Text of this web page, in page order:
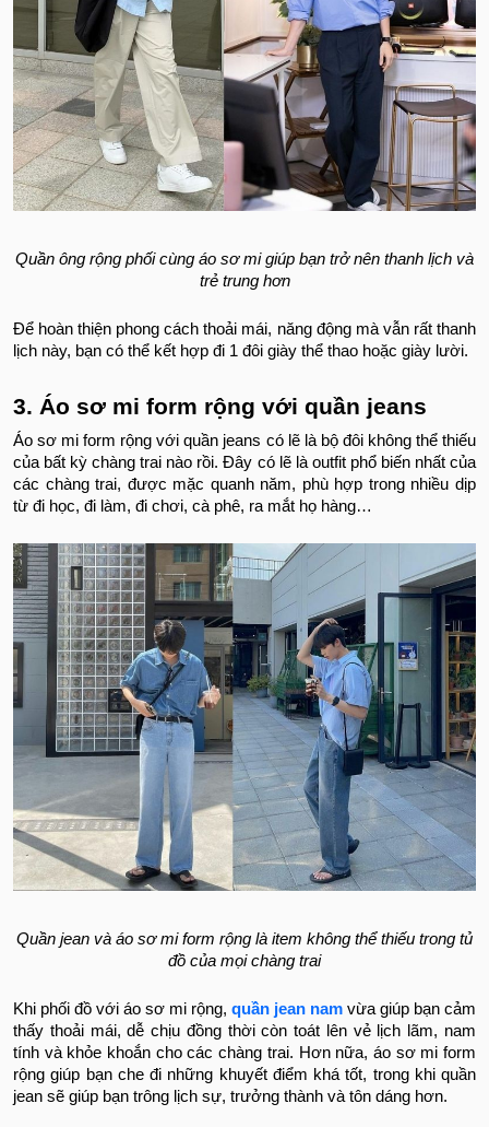
Quần ông rộng phối cùng áo sơ mi giúp bạn trở nên thanh lịch và
trẻ trung hơn
Để hoàn thiện phong cách thoải mái, năng động mà vẫn rất thanh
lịch này, bạn có thể kết hợp đi 1 đôi giày thể thao hoặc giày lười.
3. Áo sơ mi form rộng với quần jeans
Áo sơ mi form rộng với quần jeans có lẽ là bộ đôi không thể thiếu
của bất kỳ chàng trai nào rồi. Đây có lẽ là outfit phổ biến nhất của
các chàng trai, được mặc quanh năm, phù hợp trong nhiều dịp
từ đi học, đi làm, đi chơi, cà phê, ra mắt họ hàng…
Quần jean và áo sơ mi form rộng là item không thể thiếu trong tủ
đồ của mọi chàng trai
Khi phối đồ với áo sơ mi rộng, quần jean nam vừa giúp bạn cảm
thấy thoải mái, dễ chịu đồng thời còn toát lên vẻ lịch lãm, nam
tính và khỏe khoắn cho các chàng trai. Hơn nữa, áo sơ mi form
rộng giúp bạn che đi những khuyết điểm khá tốt, trong khi quần
jean sẽ giúp bạn trông lịch sự, trưởng thành và tôn dáng hơn.